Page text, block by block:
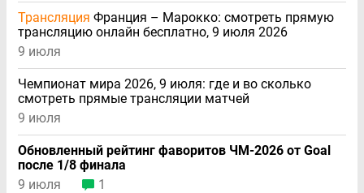
Трансляция Франция – Марокко: смотреть прямую
трансляцию онлайн бесплатно, 9 июля 2026
9 июля
Чемпионат мира 2026, 9 июля: где и во сколько
смотреть прямые трансляции матчей
9 июля
Обновленный рейтинг фаворитов ЧМ-2026 от Goal
после 1/8 финала
9 июля
1